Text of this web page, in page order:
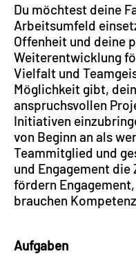
Du möchtest deine
Arbeitsumfeld
Offenheit und deine
Weiterentwicklung
Vielfalt und
Möglichkeit gibt,
anspruchsvollen
Initiativen
von Beginn an als
Teammitglied und
und Engagement
fördern
brauchen
Aufgaben